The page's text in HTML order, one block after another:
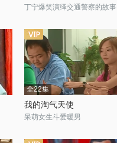
丁宁爆笑演绎交通警察的故事
全22集
我的淘气天使
呆萌女生斗爱暖男